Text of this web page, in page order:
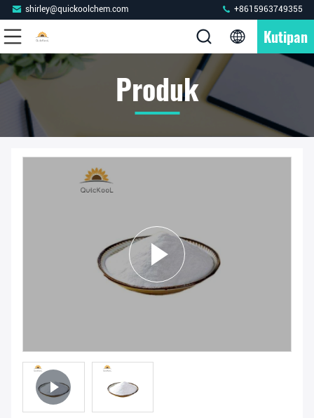
shirley@quickoolchem.com +8615963749355
Kutipan
Produk